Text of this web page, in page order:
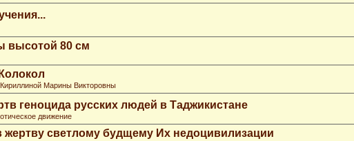
высотой 80 см
Марины Викторовны
геноцида русских людей в Таджикистане
движение
жертву светлому будщему Их недоцивилизации